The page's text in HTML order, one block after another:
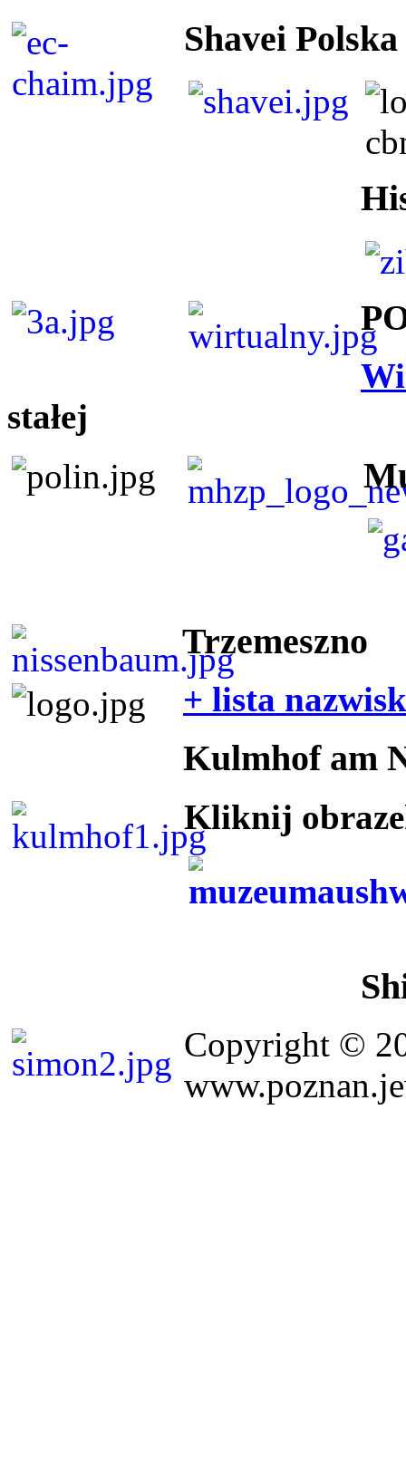
Shavei Polska
stałej
Trzemeszno
+ lista nazwisk
Kulmhof am
Kliknij
Copyright ©